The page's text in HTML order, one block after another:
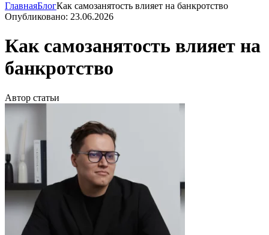
ГлавнаяБлогКак самозанятость влияет на банкротство
Опубликовано: 23.06.2026
Как самозанятость влияет на
банкротство
Автор статьи